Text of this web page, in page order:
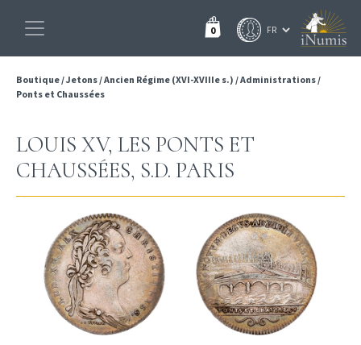
0
Boutique/Jetons/Ancien Régime (XVI-XVIIIe s.) /Administrations/
Ponts et Chaussées
LOUIS XV, LES PONTS ET
CHAUSSÉES, S.D. PARIS